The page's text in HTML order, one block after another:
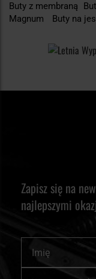
Buty z membraną
Magnum
Buty na
Zapisz się na
najlepszymi